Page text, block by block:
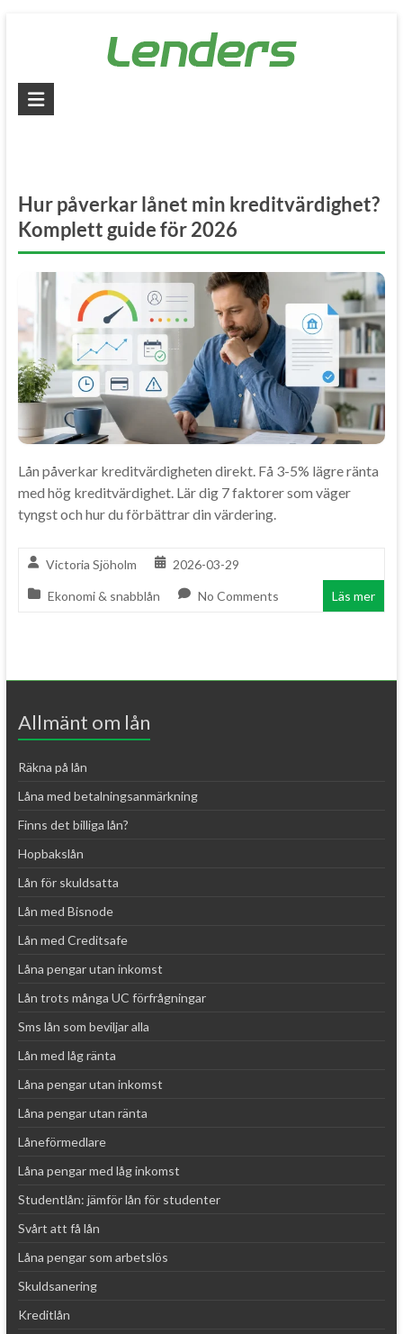
Lenders
alla
lån
billiga
lån
och
låna
pengar
snabbt
Hur påverkar lånet min kreditvärdighet?
Komplett guide för 2026
Lån påverkar kreditvärdigheten direkt. Få 3-5% lägre ränta
med hög kreditvärdighet. Lär dig 7 faktorer som väger
tyngst och hur du förbättrar din värdering.
Victoria Sjöholm 2026-03-29
Ekonomi & snabblån No Comments Läs mer
Allmänt om lån
Räkna på lån
Låna med betalningsanmärkning
Finns det billiga lån?
Hopbakslån
Lån för skuldsatta
Lån med Bisnode
Lån med Creditsafe
Låna pengar utan inkomst
Lån trots många UC förfrågningar
Sms lån som beviljar alla
Lån med låg ränta
Låna pengar utan inkomst
Låna pengar utan ränta
Låneförmedlare
Låna pengar med låg inkomst
Studentlån: jämför lån för studenter
Svårt att få lån
Låna pengar som arbetslös
Skuldsanering
Kreditlån